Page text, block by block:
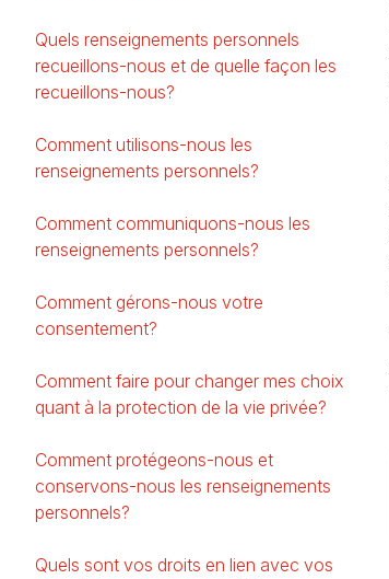
Quels renseignements personnels
recueillons-nous et de quelle façon les
recueillons-nous?
Comment utilisons-nous les
renseignements personnels?
Comment communiquons-nous les
renseignements personnels?
Comment gérons-nous votre
consentement?
Comment faire pour changer mes choix
quant à la protection de la vie privée?
Comment protégeons-nous et
conservons-nous les renseignements
personnels?
Quels sont vos droits en lien avec vos